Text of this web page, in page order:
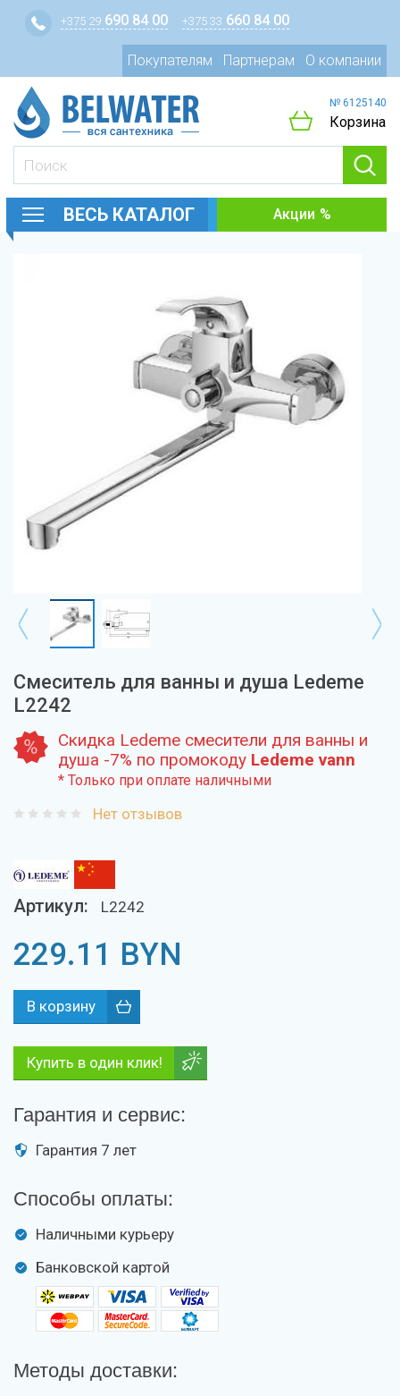
+375 29 690 84 00 +375 33 660 84 00
Покупателям Партнерам О компании
№ 6125140
Корзина
ВЕСЬ КАТАЛОГ Акции
Смеситель для ванны и душа Ledeme
L2242
Скидка Ledeme смесители для ванны и
душа -7% по промокоду Ledeme vann
* Только при оплате наличными
Нет отзывов
Артикул: L2242
229.11 BYN
Купить в один клик!
Гарантия и сервис:
Гарантия 7 лет
Способы оплаты:
Наличными курьеру
Банковской картой
Методы доставки: